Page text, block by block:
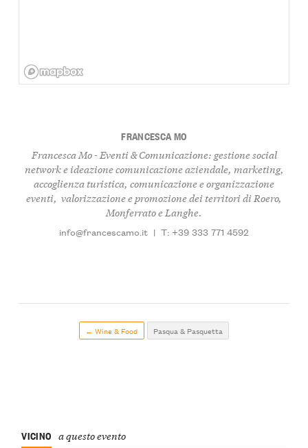
FRANCESCA MO
Francesca Mo - Eventi & Comunicazione: gestione social
network e ideazione comunicazione aziendale, marketing,
accoglienza turistica, comunicazione e organizzazione
eventi, valorizzazione e promozione dei territori di Roero,
Monferrato e Langhe.
info@francescamo.it | T: +39 333 771 4592
← Wine & Food Pasqua & Pasquetta
VICINO a questo evento